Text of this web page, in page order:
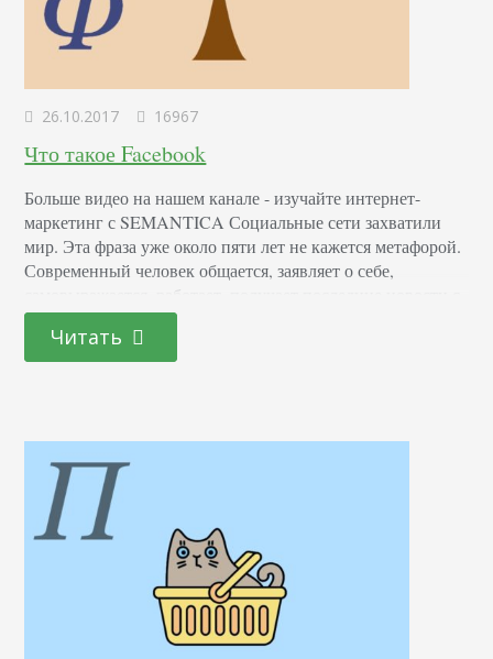
26.10.2017 16967
Что такое Facebook
Больше видео на нашем канале - изучайте интернет-
маркетинг с SEMANTICA Социальные сети захватили
мир. Эта фраза уже около пяти лет не кажется метафорой.
Современный человек общается, заявляет о себе,
самовыражается, работает, получает последние новости с
помощью огромных интернет-сообществ, таких как
Facebook. Общение с коллегами, родными и близкими
друзьями – первопричина их появления, но сейчас
Читать